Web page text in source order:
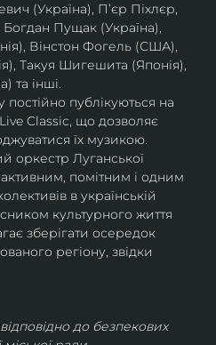
(Україна), П’єр Піхлєр,
Пущак (Україна),
Вінстон Фогель (США),
Такуя Шигешита (Японія),
та інші.
публікуються на
Classic, що дозволяє
їх музикою​.
оркестр Луганської
активним, помітним і одним
в українській
культурного життя
зберігати осередок
регіону, звідки
до безпекових